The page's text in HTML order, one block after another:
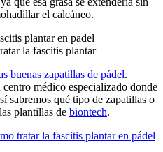
el calcáneo.
buenas zapatillas de pádel.
médico especializado donde
sabremos qué tipo de zapatillas o
plantillas de biontech.